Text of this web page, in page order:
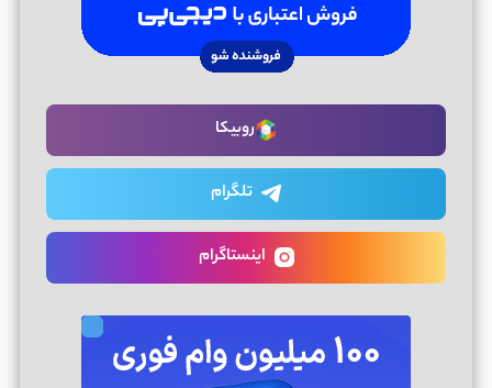
روبیکا
تلگرام
اینستاگرام